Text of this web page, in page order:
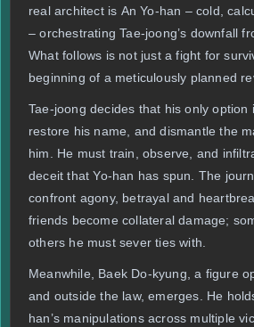
real architect is An Yo-han – cold,
– orchestrating Tae-joong’s downfall
What follows is not just a fight for
beginning of a meticulously planned
Tae-joong decides that his only option
restore his name, and dismantle the
him. He must train, observe, and
deceit that Yo-han has spun. The
confront agony, betrayal and
friends become collateral damage;
others he must sever ties with.
Meanwhile, Baek Do-kyung, a figure
and outside the law, emerges. He
han’s manipulations across multiple